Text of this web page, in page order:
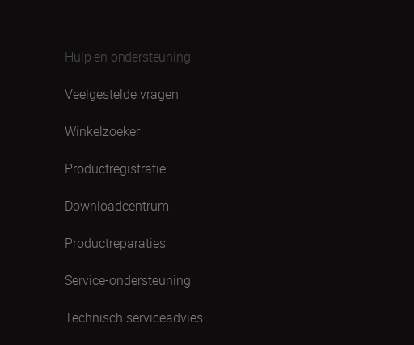
Hulp en ondersteuning
Veelgestelde vragen
Winkelzoeker
Productregistratie
Downloadcentrum
Productreparaties
Service-ondersteuning
Technisch serviceadvies